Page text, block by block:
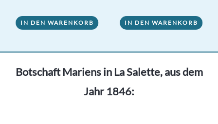
IN DEN WARENKORB IN DEN WARENKORB
Botschaft Mariens in La Salette, aus dem
Jahr 1846: